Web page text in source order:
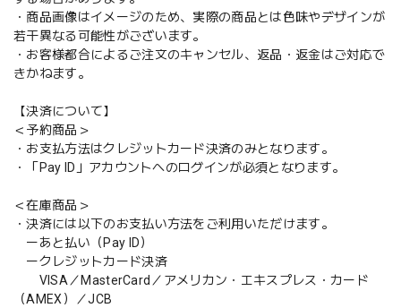
・商品画像はイメージのため、実際の商品とは色味やデザインが
若干異なる可能性がございます。
・お客様都合によるご注文のキャンセル、返品・返金はご対応で
きかねます。
【決済について】
＜予約商品＞
・お支払方法はクレジットカード決済のみとなります。
・「Pay ID」アカウントへのログインが必須となります。
＜在庫商品＞
・決済には以下のお支払い方法をご利用いただけます。
ーあと払い（Pay ID）
ークレジットカード決済
VISA／MasterCard／アメリカン・エキスプレス・カード
（AMEX）／JCB